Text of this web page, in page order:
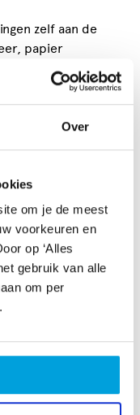
Over
om je de meest
voorkeuren en
op ‘Alles
gebruik van alle
om per
zelf aan de
papier
technieken.
en materiaal
aan
creëren en